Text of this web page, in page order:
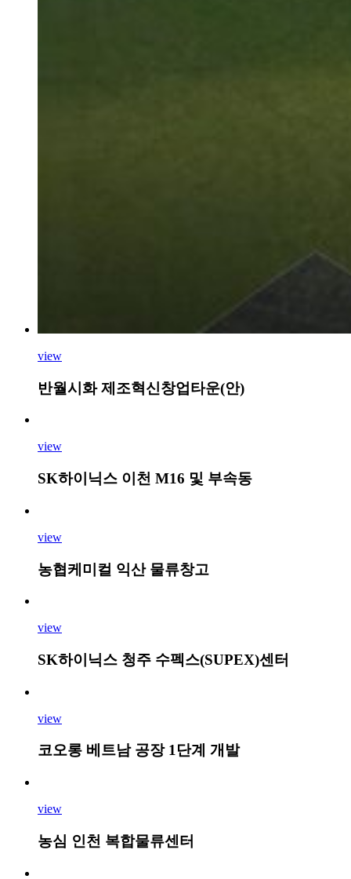
view
반월시화 제조혁신창업타운(안)
view
SK하이닉스 이천 M16 및 부속동
view
농협케미컬 익산 물류창고
view
SK하이닉스 청주 수펙스(SUPEX)센터
view
코오롱 베트남 공장 1단계 개발
view
농심 인천 복합물류센터